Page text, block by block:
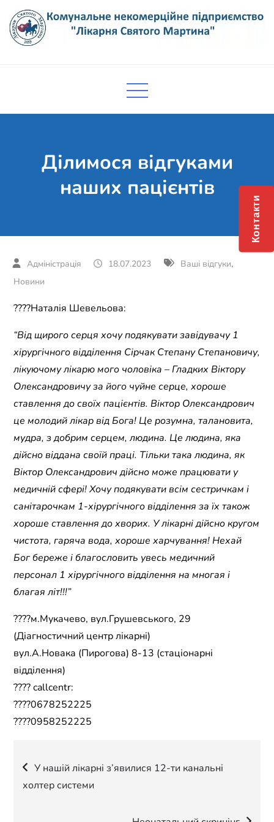
content
підприємство "Лікарня Святого
Ділимося відгуками
наших пацієнтів
18.07.2023 Ваші відгуки,
Новини
????Наталія Шевельова:
“Від щирого серця хочу подякувати завідувачу 1
хірургічного відділення Сірчак Степану Степановичу,
лікуючому лікарю мого чоловіка – Гладких Віктору
Олександровичу за його чуйне серце, хороше
ставлення до своїх пацієнтів. Віктор Олександрович
це молодий лікар від Бога! Це розумна, талановита,
мудра, з добрим серцем, людина. Це людина, яка
дійсно віддана своїй праці. Тільки така людина, як
Віктор Олександрович дійсно може працювати у
медичній сфері! Хочу подякувати всім сестричкам і
санітарочкам 1-хірургічного відділення за їх також
хороше ставлення до хворих. У лікарні дійсно кругом
чистота, гаряча вода, хороше харчування! Нехай
Бог береже і благословить увесь медичний
персонал 1 хірургічного відділення на многая і
благая літ!!!”
????м.Мукачево, вул.Грушевського, 29
(Діагностичний центр лікарні)
вул.А.Новака (Пирогова) 8-13 (стаціонарні
відділення)
???? callcentr:
????0678252225
????0958252225
Навігація
записів
У нашій лікарні з’явилися 12-ти канальні
холтер системи
Контакти